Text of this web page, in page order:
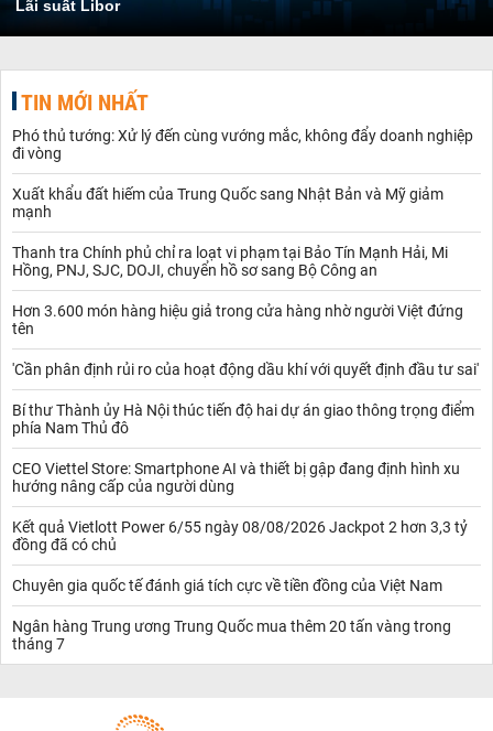
Lãi suất Libor
TIN MỚI NHẤT
Phó thủ tướng: Xử lý đến cùng vướng mắc, không đẩy doanh nghiệp
đi vòng
Xuất khẩu đất hiếm của Trung Quốc sang Nhật Bản và Mỹ giảm
mạnh
Thanh tra Chính phủ chỉ ra loạt vi phạm tại Bảo Tín Mạnh Hải, Mi
Hồng, PNJ, SJC, DOJI, chuyển hồ sơ sang Bộ Công an
Hơn 3.600 món hàng hiệu giả trong cửa hàng nhờ người Việt đứng
tên
'Cần phân định rủi ro của hoạt động dầu khí với quyết định đầu tư sai'
Bí thư Thành ủy Hà Nội thúc tiến độ hai dự án giao thông trọng điểm
phía Nam Thủ đô
CEO Viettel Store: Smartphone AI và thiết bị gập đang định hình xu
hướng nâng cấp của người dùng
Kết quả Vietlott Power 6/55 ngày 08/08/2026 Jackpot 2 hơn 3,3 tỷ
đồng đã có chủ
Chuyên gia quốc tế đánh giá tích cực về tiền đồng của Việt Nam
Ngân hàng Trung ương Trung Quốc mua thêm 20 tấn vàng trong
tháng 7